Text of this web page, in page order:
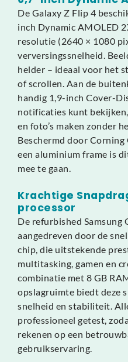
De Galaxy Z Flip 4
inch Dynamic AMOLED
resolutie (2640 × 1080
verversingssnelheid.
helder – ideaal voor het
of scrollen. Aan de
handig 1,9-inch Cover-
notificaties kunt
en foto’s maken zonder
Beschermd door
een aluminium frame is
mee te gaan.
Krachtige
processor
De refurbished Samsung
aangedreven door de
chip, die uitstekende
multitasking, gamen en
combinatie met 8 GB
opslagruimte biedt deze
snelheid en stabiliteit.
professioneel getest,
rekenen op een
gebruikservaring.